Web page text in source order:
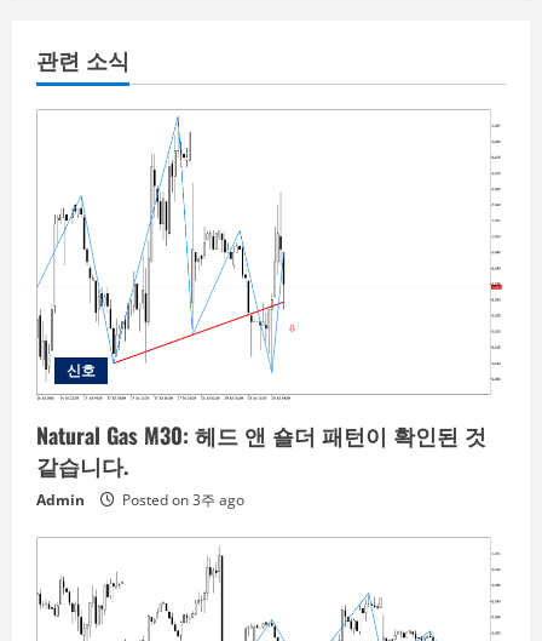
관련 소식
신호
Natural Gas M30: 헤드 앤 숄더 패턴이 확인된 것
같습니다.
Admin Posted on 3주 ago